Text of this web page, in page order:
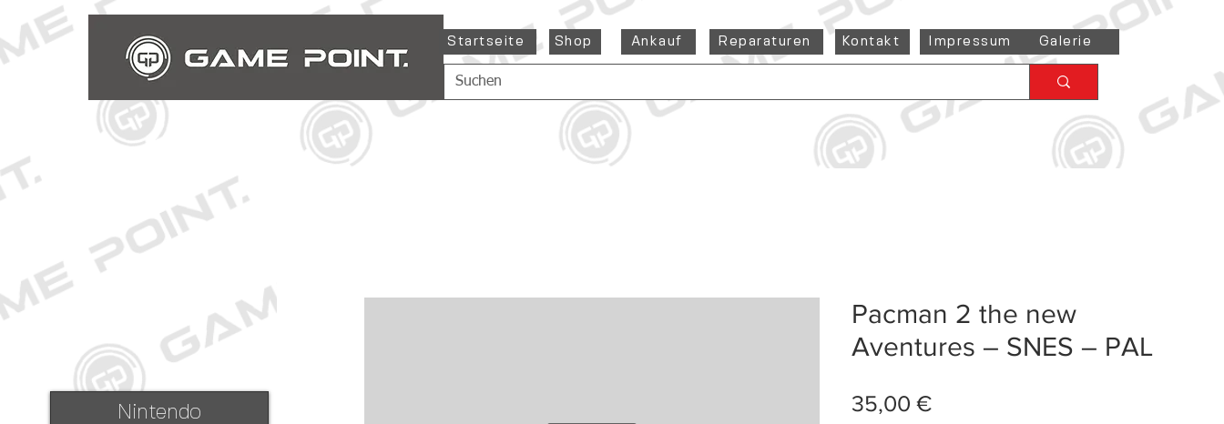
Startseite Shop Ankauf Reparaturen Kontakt Impressum Galerie
Nintendo
Pacman 2 the new
Aventures – SNES – PAL
35,00 €Preis